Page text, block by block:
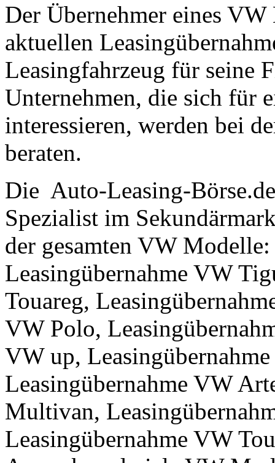
Der Übernehmer eines
aktuellen
Leasingfahrzeug für seine
Unternehmen, die sich für
interessieren, werden bei
beraten.
Die Auto-Leasing-
Spezialist im
der gesamten VW
Leasingübernahme VW
Touareg,
VW Polo,
VW up,
Leasingübernahme VW
Multivan,
Leasingübernahme VW